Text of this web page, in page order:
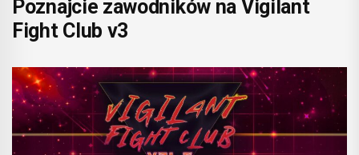
Poznajcie zawodników na Vigilant
Fight Club v3